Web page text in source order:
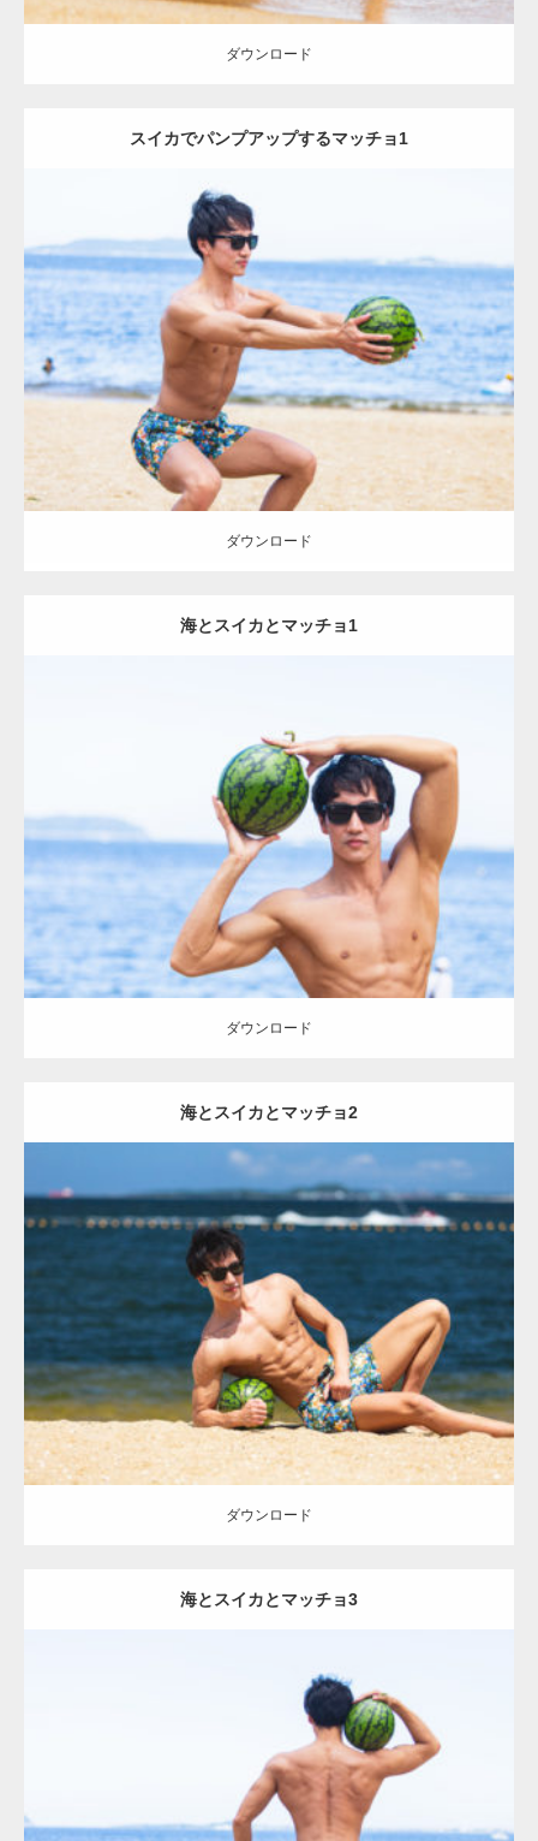
ダウンロード
スイカでパンプアップするマッチョ1
Update: 2021.07.6
Category: 海のマッチョ オレンジの人 AKIHITO(細マッチョ) 脚
ダウンロード
ダウンロード
海とスイカとマッチョ1
Update:2021.07.8
オレンジの人 AKIHITO(細マッチョ)
上腕二頭筋
ダウンロード
ダウンロード
海とスイカとマッチョ2
Update:
Category: 海のマッチョ オレンジの人 AKIHITO(細マッチョ)
肩
腹筋
ダウンロード
ダウンロード
海とスイカとマッチョ3
2021.07.8
オレンジの人 AKIHITO(細マッチョ)
ダウンロード